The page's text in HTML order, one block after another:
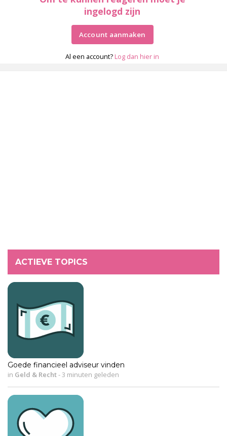
ingelogd zijn
Account aanmaken
Al een account? Log dan hier in
ACTIEVE TOPICS
Goede financieel adviseur vinden
in Geld & Recht-3 minuten geleden